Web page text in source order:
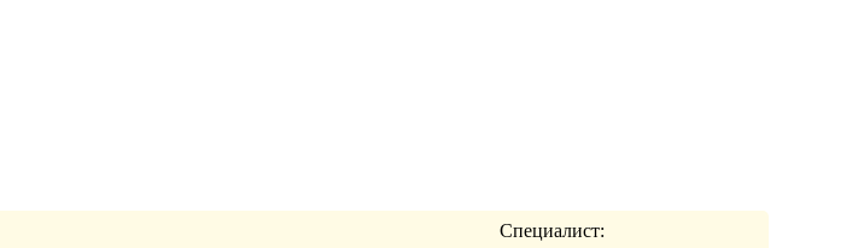
Специалист: